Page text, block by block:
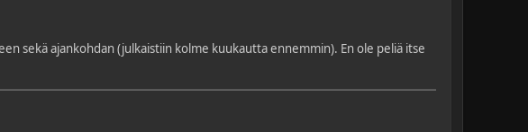
sekä ajankohdan (julkaistiin kolme kuukautta ennemmin). En ole peliä itse